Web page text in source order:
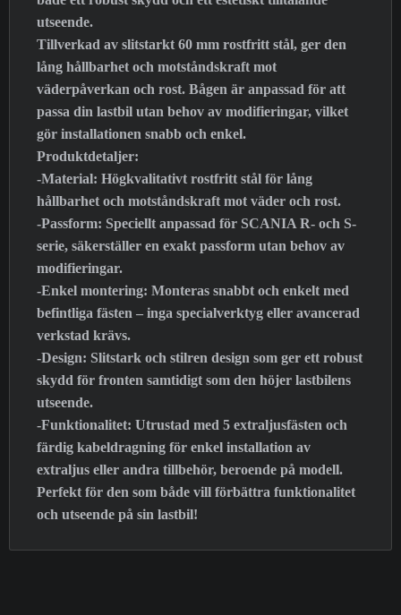
utseende.
Tillverkad av slitstarkt 60 mm rostfritt stål, ger den
lång hållbarhet och motståndskraft mot
väderpåverkan och rost. Bågen är anpassad för att
passa din lastbil utan behov av modifieringar, vilket
gör installationen snabb och enkel.
Produktdetaljer:
-Material: Högkvalitativt rostfritt stål för lång
hållbarhet och motståndskraft mot väder och rost.
-Passform: Speciellt anpassad för SCANIA R- och S-
serie, säkerställer en exakt passform utan behov av
modifieringar.
-Enkel montering: Monteras snabbt och enkelt med
befintliga fästen – inga specialverktyg eller avancerad
verkstad krävs.
-Design: Slitstark och stilren design som ger ett robust
skydd för fronten samtidigt som den höjer lastbilens
utseende.
-Funktionalitet: Utrustad med 5 extraljusfästen och
färdig kabeldragning för enkel installation av
extraljus eller andra tillbehör, beroende på modell.
Perfekt för den som både vill förbättra funktionalitet
och utseende på sin lastbil!